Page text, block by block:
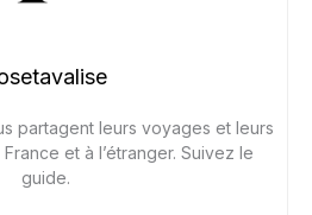
partagent leurs voyages et leurs
et à l’étranger. Suivez le
guide.